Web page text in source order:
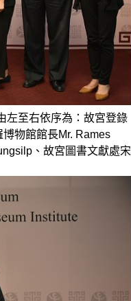
左至右依序為：故宮登錄
物館館長Mr. Rames
、故宮圖書文獻處宋